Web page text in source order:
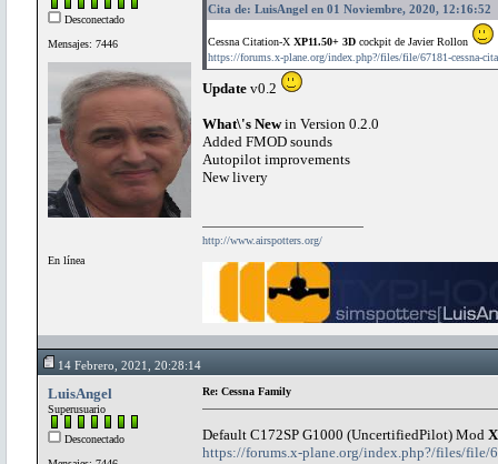
Desconectado
Mensajes: 7446
En línea
Cita de: LuisAngel en 01 Noviembre, 2020, 12:16:52
Cessna Citation-X XP11.50+ 3D cockpit de Javier Rollon
https://forums.x-plane.org/index.php?/files/file/67181-cessna-
Update v0.2
What\'s Newin Version 0.2.0
Added FMOD sounds
Autopilot improvements
New livery
http://www.airspotters.org/
14 Febrero, 2021, 20:28:14
LuisAngel
Superusuario
Desconectado
Re: Cessna Family
Default C172SP G1000 (UncertifiedPilot) Mod
https://forums.x-plane.org/index.php?/files/